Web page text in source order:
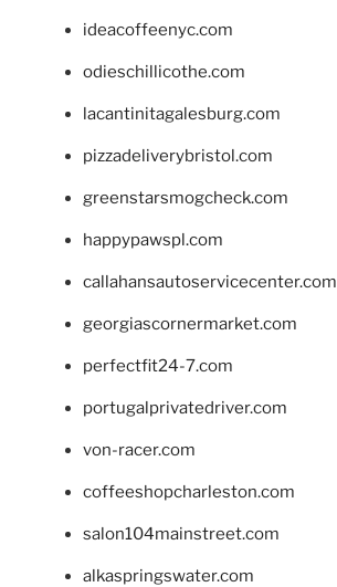
ideacoffeenyc.com
odieschillicothe.com
lacantinitagalesburg.com
pizzadeliverybristol.com
greenstarsmogcheck.com
happypawspl.com
callahansautoservicecenter.com
georgiascornermarket.com
perfectfit24-7.com
portugalprivatedriver.com
von-racer.com
coffeeshopcharleston.com
salon104mainstreet.com
alkaspringswater.com